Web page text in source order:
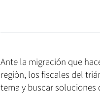
Ante la migración que
regiòn, los fiscales del
tema y buscar